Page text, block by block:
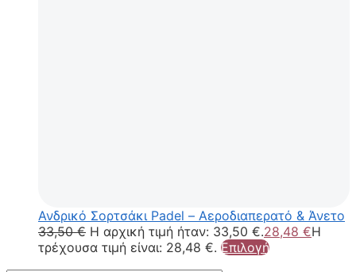
Ανδρικό Σορτσάκι Padel – Αεροδιαπερατό & Άνετο
33,50€ Η αρχική τιμή ήταν: 33,50 €.28,48 €Η
τρέχουσα τιμή είναι: 28,48 €. Επιλογή